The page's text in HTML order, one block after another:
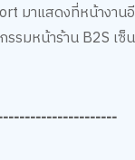
มาแสดงที่หน้างาน
รมหน้าร้าน B2S เซ็